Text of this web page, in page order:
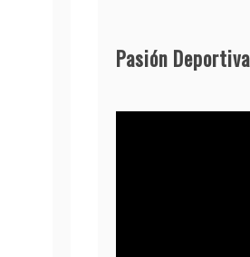
Pasión